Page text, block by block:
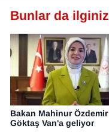
Bunlar da
Bakan Mahinur Özdemir
Göktaş Van'a geliyor